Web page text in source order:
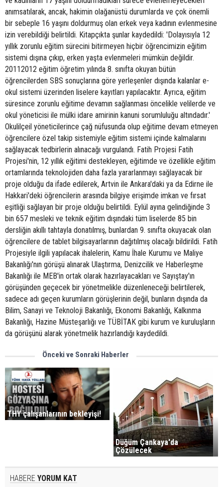
Önceki ve Sonraki Haberler
THY çalışanlarının bekleyişi!
Düğüm Çankaya'da
Çözülecek
HABERE YORUM KAT